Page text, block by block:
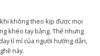
không theo kịp được mọi
khéo tay bằng. Thế nhưng
tỉ mỉ của người hướng dẫn,
này.